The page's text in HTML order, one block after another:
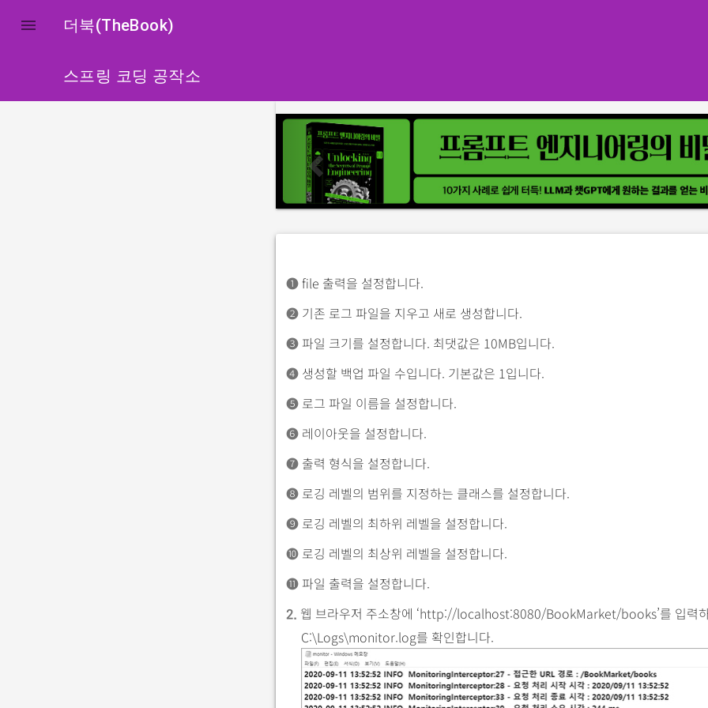
 더북(TheBook)
스프링 코딩 공작소
p
r
e
i
o
s
➊file 출력을 설정합니다.
➋기존 로그 파일을 지우고 새로 생성합니다.
➌파일 크기를 설정합니다. 최댓값은 10MB입니다.
➍생성할 백업 파일 수입니다. 기본값은 1입니다.
➎로그 파일 이름을 설정합니다.
➏레이아웃을 설정합니다.
➐출력 형식을 설정합니다.
➑로깅 레벨의 범위를 지정하는 클래스를 설정합니다.
➒로깅 레벨의 최하위 레벨을 설정합니다.
➓로깅 레벨의 최상위 레벨을 설정합니다.
⓫파일 출력을 설정합니다.
2. 웹 브라우저 주소창에 ‘http://localhost:8080/BookMarket/books’를 입력
C:\Logs\monitor.log를 확인합니다.